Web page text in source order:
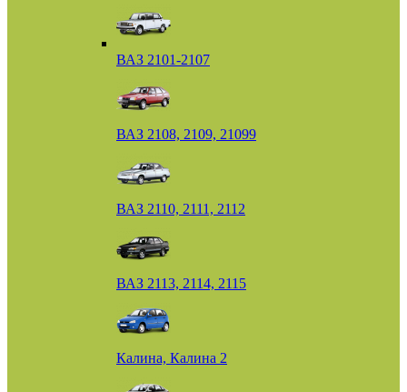
ВАЗ 2101-2107
ВАЗ 2108, 2109, 21099
ВАЗ 2110, 2111, 2112
ВАЗ 2113, 2114, 2115
Калина, Калина 2